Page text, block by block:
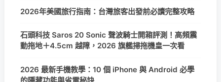
2026年美國旅行指南：台灣旅客出發前必讀完整攻略
石頭科技 Saros 20 Sonic 聲波騎士開箱評測！高頻震
動拖地＋4.5cm 越障，2026 旗艦掃拖機皇一次看
2026 最新手機教學：10 個 iPhone 與 Android 必學